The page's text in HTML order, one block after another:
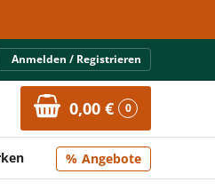
Anmelden / Registrieren
0,00 € 0
Angebote